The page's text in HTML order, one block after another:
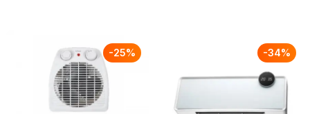
-25% -34%